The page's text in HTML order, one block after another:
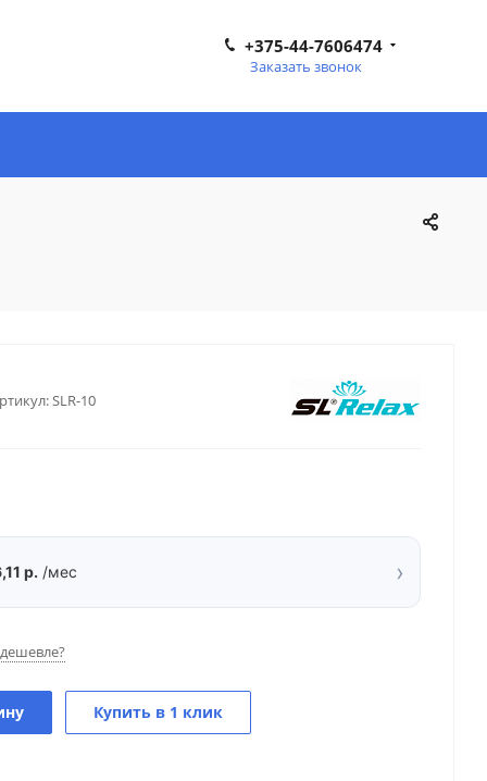
+375-44-7606474
Заказать звонок
SLR-10
р. /мес ›
Купить в 1 клик